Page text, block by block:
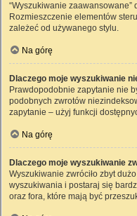
“Wyszukiwanie zaawansowane”
Rozmieszczenie elementów
zależeć od używanego stylu.
Na górę
Dlaczego moje wyszukiwanie
Prawdopodobnie zapytanie nie
podobnych zwrotów
zapytanie – użyj funkcji
Na górę
Dlaczego moje wyszukiwanie
Wyszukiwanie zwróciło zbyt
wyszukiwania i postaraj się
oraz fora, które mają być